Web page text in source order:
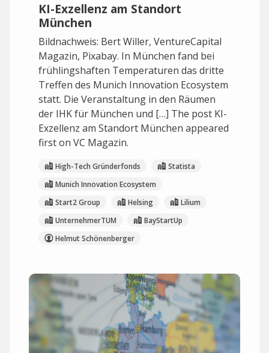
KI-Exzellenz am Standort
München
Bildnachweis: Bert Willer, VentureCapital
Magazin, Pixabay. In München fand bei
frühlingshaften Temperaturen das dritte
Treffen des Munich Innovation Ecosystem
statt. Die Veranstaltung in den Räumen
der IHK für München und […] The post KI-
Exzellenz am Standort München appeared
first on VC Magazin.
High-Tech Gründerfonds
Statista
Munich Innovation Ecosystem
Start2 Group
Helsing
Lilium
UnternehmerTUM
BayStartUp
Helmut Schönenberger